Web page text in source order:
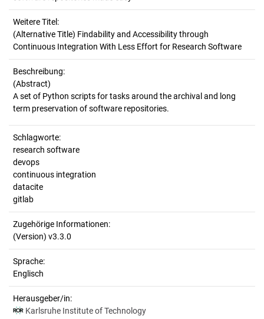
Weitere Titel:
(Alternative Title) Findability and Accessibility through
Continuous Integration With Less Effort for Research Software
Beschreibung:
(Abstract)
A set of Python scripts for tasks around the archival and long
Schlagworte:
research software
devops
continuous integration
datacite
gitlab
Zugehörige Informationen:
(Version) v3.3.0
Sprache:
Englisch
Herausgeber/in:
Karlsruhe Institute of Technology